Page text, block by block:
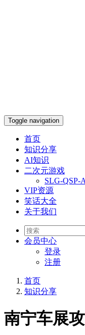
Toggle navigation
首页
知识分享
AI知识
二次元游戏
SLG-QSP-
VIP资源
笑话大全
关于我们
会员中心
登录
注册
首页
知识分享
南宁车展